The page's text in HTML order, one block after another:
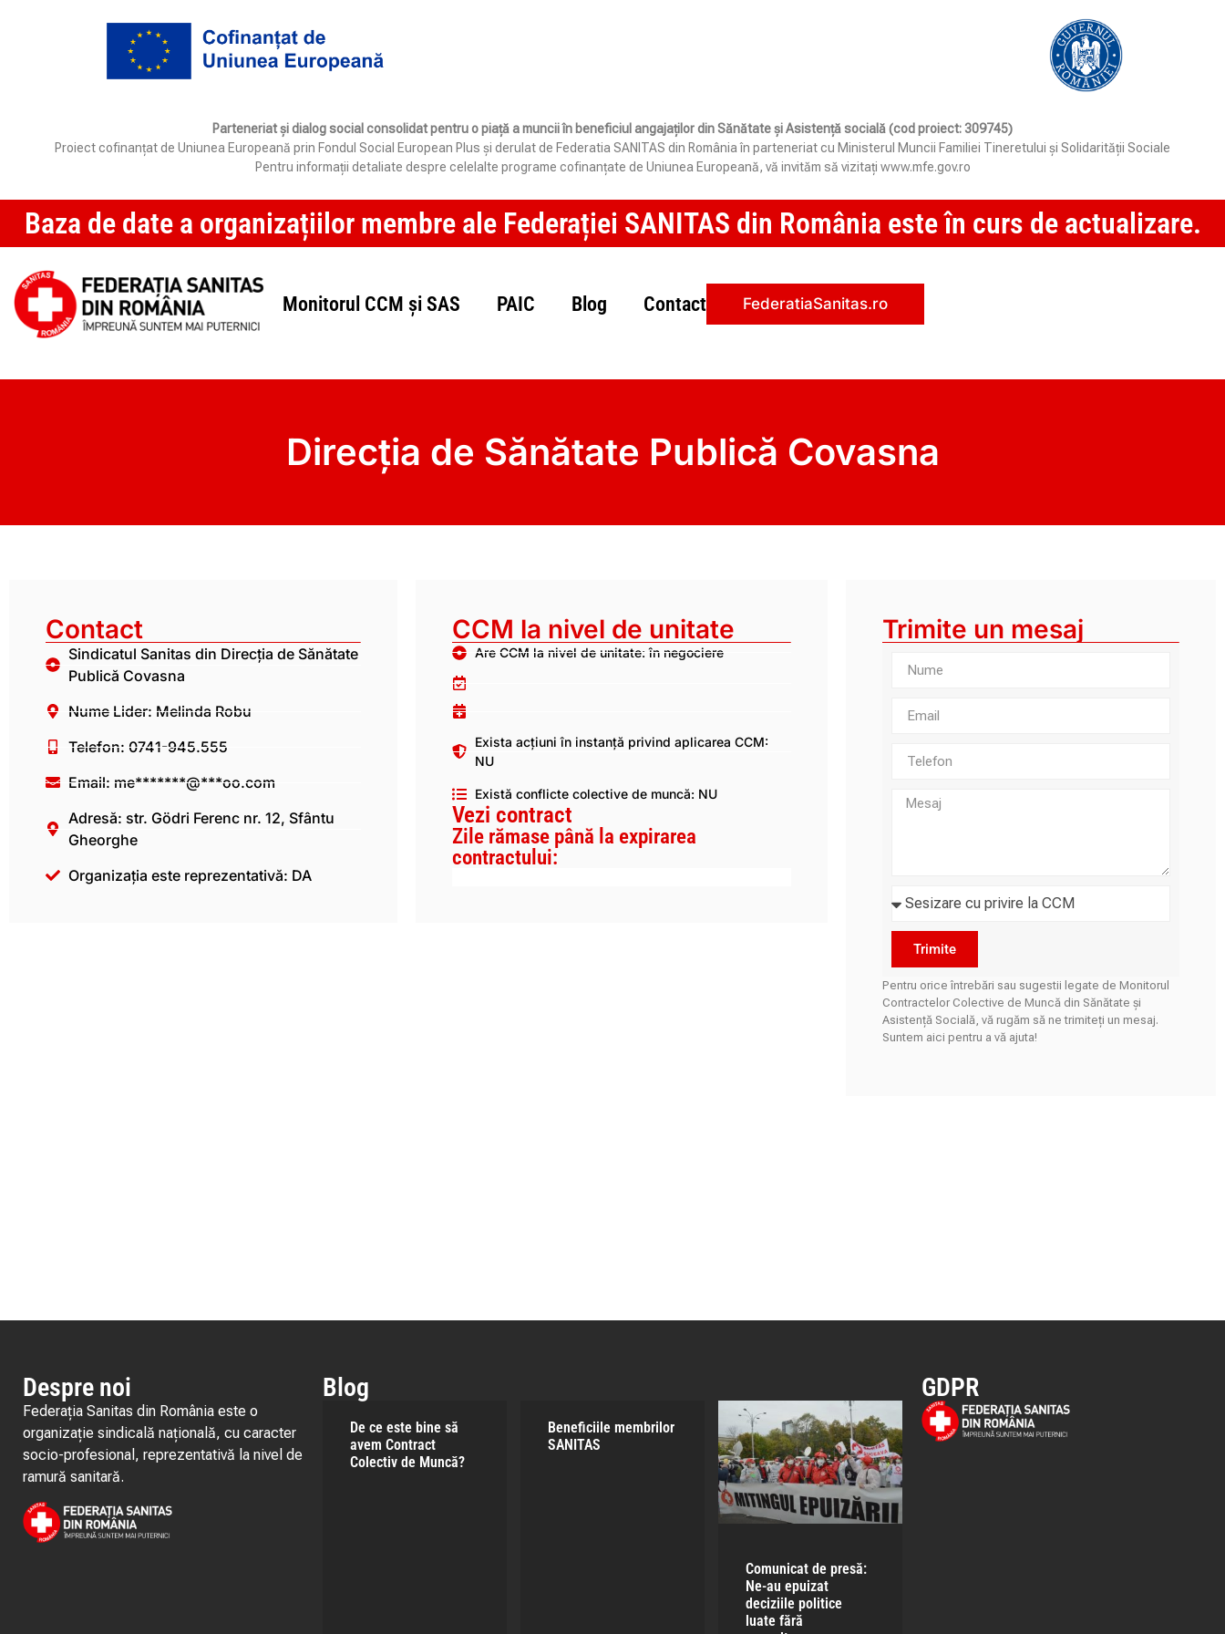
Parteneriat și dialog social consolidat pentru o piață a muncii în beneficiul angajaților din Sănătate și Asistență socială (cod proiect: 309745)
Proiect cofinanțat de Uniunea Europeană prin Fondul Social European Plus și derulat de Federatia SANITAS din România în parteneriat cu Ministerul Muncii Familiei Tineretului și Solidarității Sociale
Pentru informații detaliate despre celelalte programe cofinanțate de Uniunea Europeană, vă invităm să vizitați www.mfe.gov.ro
Baza de date a organizațiilor membre ale Federației SANITAS din România este în curs de actualizare.
Monitorul CCM și SAS PAIC Blog Contact FederatiaSanitas.ro
Direcția de Sănătate Publică Covasna
Contact
Sindicatul Sanitas din Direcția de Sănătate
Publică Covasna
Nume Lider: Melinda Robu
Telefon: 0741-945.555
Email: me*******@***oo.com
Adresă: str. Gödri Ferenc nr. 12, Sfântu
Gheorghe
Organizația este reprezentativă: DA
CCM la nivel de unitate
Are CCM la nivel de unitate: în negociere
Exista acțiuni în instanță privind aplicarea CCM:
NU
Există conflicte colective de muncă: NU
Vezi contract
Zile rămase până la expirarea
contractului:
Trimite un mesaj
Trimite
Pentru orice întrebări sau sugestii legate de Monitorul
Contractelor Colective de Muncă din Sănătate și
Asistență Socială, vă rugăm să ne trimiteți un mesaj.
Suntem aici pentru a vă ajuta!
Despre noi
Federația Sanitas din România este o
organizație sindicală națională, cu caracter
socio-profesional, reprezentativă la nivel de
ramură sanitară.
Blog
De ce este bine să
avem Contract
Colectiv de Muncă?
Beneficiile membrilor
SANITAS​
Comunicat de presă:
Ne-au epuizat
deciziile politice
luate fără
GDPR